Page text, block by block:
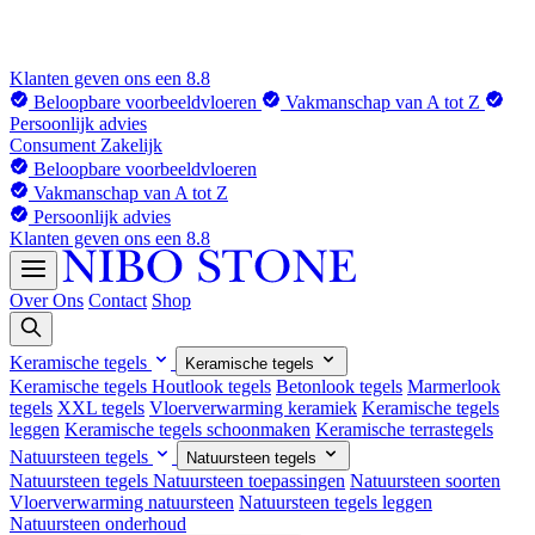
Klanten geven ons een 8.8
Beloopbare voorbeeldvloeren
Vakmanschap van A tot Z
Persoonlijk advies
Consument Zakelijk
Beloopbare voorbeeldvloeren
Vakmanschap van A tot Z
Persoonlijk advies
Klanten geven ons een 8.8
Over Ons Contact Shop
Keramische tegels Keramische tegels
Keramische tegels Houtlook tegels Betonlook tegels Marmerlook
tegels XXL tegels Vloerverwarming keramiek Keramische tegels
leggen Keramische tegels schoonmaken Keramische terrastegels
Natuursteen tegels
Natuursteen tegels
Natuursteen tegels Natuursteen toepassingen Natuursteen soorten
Vloerverwarming natuursteen Natuursteen tegels leggen
Natuursteen onderhoud